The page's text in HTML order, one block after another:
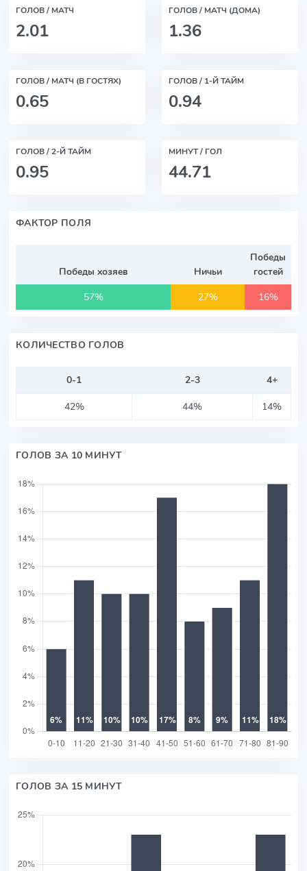
ГОЛОВ / МАТЧ
2.01
ГОЛОВ / МАТЧ (ДОМА)
1.36
ГОЛОВ / МАТЧ (В ГОСТЯХ)
0.65
ГОЛОВ / 1-Й ТАЙМ
0.94
ГОЛОВ / 2-Й ТАЙМ
0.95
МИНУТ / ГОЛ
44.71
ФАКТОР ПОЛЯ
Победы хозяев Ничьи
Победы
гостей
57%
27% 16%
КОЛИЧЕСТВО ГОЛОВ
0-1 2-3
4+
42%
44% 14%
ГОЛОВ ЗА 10 МИНУТ
ГОЛОВ ЗА 15 МИНУТ